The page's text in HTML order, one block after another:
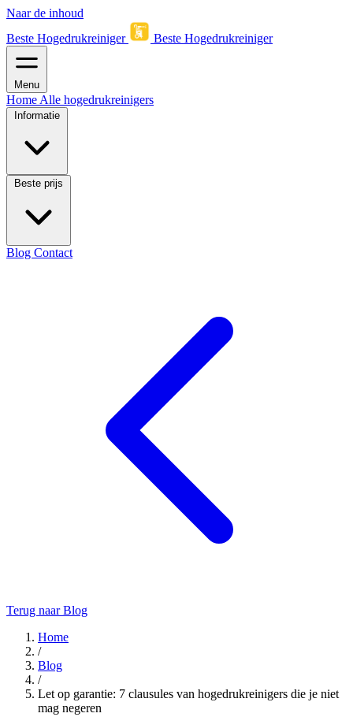
Naar de inhoud
Beste Hogedrukreiniger
Beste Hogedrukreiniger
Menu
Home Alle hogedrukreinigers
Informatie
Beste prijs
Blog Contact
Terug naar Blog
Home
/
Blog
/
Let op garantie: 7 clausules van hogedrukreinigers die je niet
mag negeren